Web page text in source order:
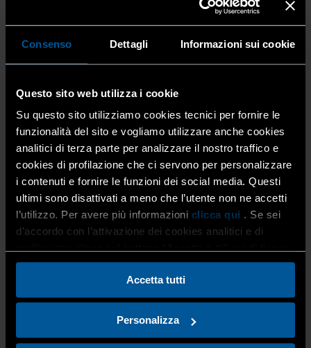
Consenso Dettagli Informazioni sui cookie
Questo sito web utilizza i cookie
Su questo sito utilizziamo cookies tecnici per fornire le
funzionalità del sito e vogliamo utilizzare anche cookies
analitici di terza parte per analizzare il nostro traffico e
cookies di profilazione che ci servono per personalizzare
i contenuti e fornire le funzioni dei social media. Questi
ultimi sono disattivati a meno che l’utente non ne accetti
l’utilizzo. Per avere più informazioni clicca qui . Se sei
d’accordo con l’attivazione dei cookies analitici e di
Accetta tutti
Personalizza
“Dopo la Fiera: Come Seguire i Contatti e Chiudere le
Offerte”
La partecipazione ai webinar Zoom è gratuitae ogni
webinar durerà un’ora e mezza. Ogni appuntamento ha
un proprio link di iscrizione edè necessario registrarsi
separatamente per ciascun webinar a cui si intende
partecipare. In alternativa, è disponibile il servizio
gratuitoExport Front Desk, pensato per offrire una
consulenza di primo orientamento ai percorsi di
efd.supporto@ice.it
Per ulteriori approfondimenti: